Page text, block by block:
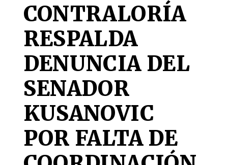
CONTRALORÍA
RESPALDA
DENUNCIA DEL
SENADOR
KUSANOVIC
POR FALTA DE